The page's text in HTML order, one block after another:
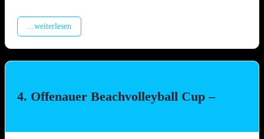
Spülzelt, Verkabelung Wagen
Mittwoch, 15. Juli 2026, ab 17.00 Uhr
Gläserreinigung, Infrastruktur, Bierwagen, Aufstellung
...weiterlesen
4. Offenauer Beachvolleyball Cup –